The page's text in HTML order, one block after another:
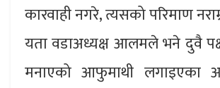
कारवाही नगरे, त्यसको परिमाण
यता वडाअध्यक्ष आलमले भने दुवै
मनाएको आफुमाथी लगाइएका